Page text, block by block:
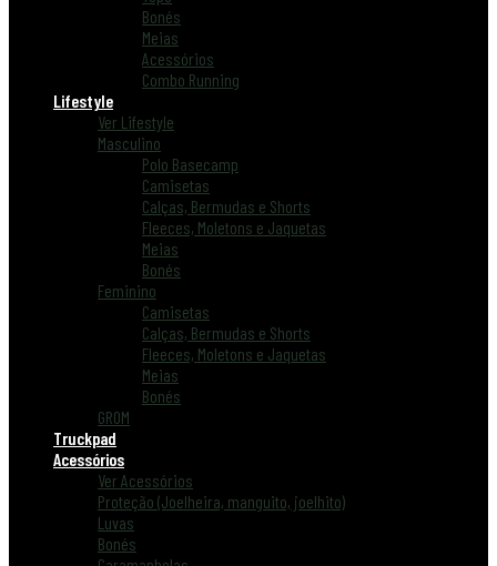
Bonés
Meias
Acessórios
Combo Running
Lifestyle
Ver Lifestyle
Masculino
Polo Basecamp
Camisetas
Calças, Bermudas e Shorts
Fleeces, Moletons e Jaquetas
Meias
Bonés
Feminino
Camisetas
Calças, Bermudas e Shorts
Fleeces, Moletons e Jaquetas
Meias
Bonés
GROM
Truckpad
Acessórios
Ver Acessórios
Proteção (Joelheira, manguito, joelhito)
Luvas
Bonés